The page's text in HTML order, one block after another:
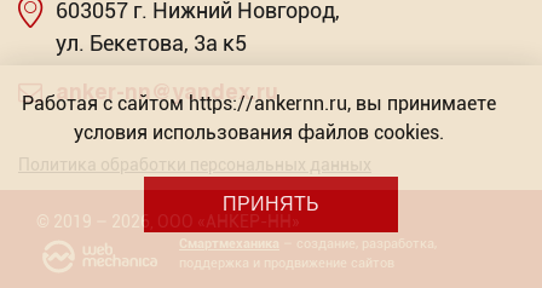
603057 г. Нижний Новгород,
ул. Бекетова, 3а к5
anker-nn@yandex.ru
Политика обработки персональных данных
© 2019 – 2026 ООО «АНКЕР-НН»
Смартмеханика – создание, разработка,
поддержка и продвижение сайтов
Работая с сайтом https://ankernn.ru, вы принимаете
условия использования файлов cookies.
ПРИНЯТЬ